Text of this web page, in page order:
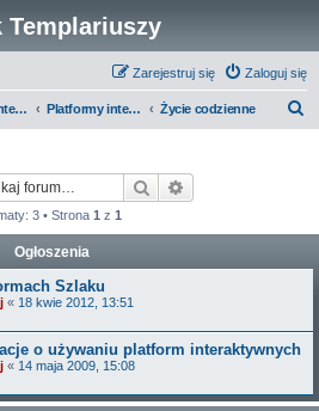
Templariuszy
Zaloguj się
Zarejestruj się
Platformy interaktywne Szlaku Templariuszy Platformy interaktywne - Zakon Templariuszy Życie codzienne
Szukaj
3 • Strona 1 z 1
Ogłoszenia
Szlaku
« 18 kwie 2012, 13:51
o używaniu platform interaktywnych
« 14 maja 2009, 15:08